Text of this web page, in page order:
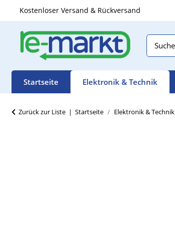
Kostenloser Versand & Rückversand
Startseite Elektronik & Technik
Zurück zur Liste Startseite Elektronik & Technik